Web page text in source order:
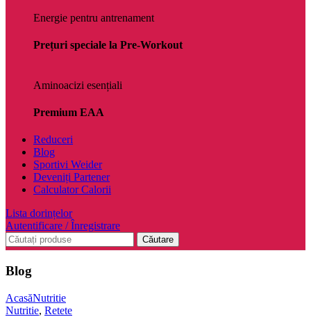
Energie pentru antrenament
Prețuri speciale la Pre-Workout
Aminoacizi esențiali
Premium EAA
Reduceri
Blog
Sportivi Weider
Deveniți Partener
Calculator Calorii
Lista dorințelor
Autentificare / Înregistrare
Căutare
Blog
AcasăNutritie
Nutritie, Retete